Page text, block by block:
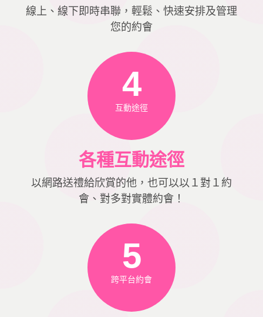
線上、線下即時串聯，輕鬆、快速安排及管理
您的約會
4
互動途徑
各種互動途徑
以網路送禮給欣賞的他，也可以以１對１約
會、對多對實體約會！
5
跨平台約會